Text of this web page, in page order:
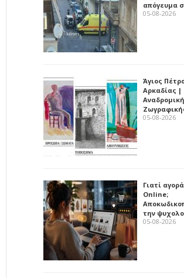
απόγευμα
05-08-2026
Άγιος
Αρκαδίας |
05-08-2026
Γιατί
Online;
την
05-08-2026